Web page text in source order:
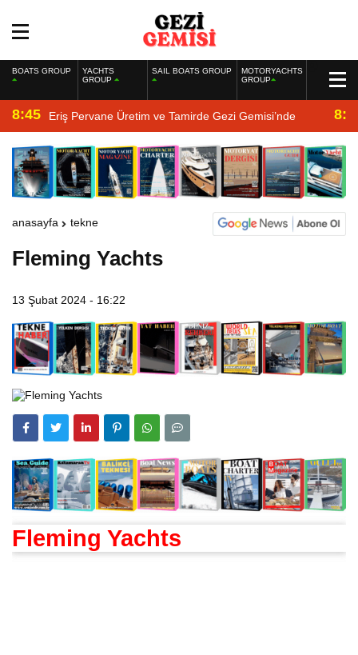
BOATS GROUP
YACHTS
GROUP
SAIL BOATS GROUP
MOTORYACHTS
GROUP
8:45 Eriş Pervane Üretim ve Tamirde Gezi Gemisi’nde
anasayfa tekne
Fleming Yachts
13 Şubat 2024 - 16:22
Fleming Yachts